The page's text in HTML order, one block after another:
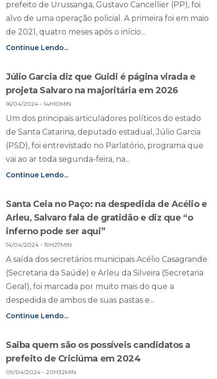
prefeito de Urussanga, Gustavo Cancellier (PP), foi
alvo de uma operação policial. A primeira foi em maio
de 2021, quatro meses após o início...
Continue Lendo...
Júlio Garcia diz que Guidi é página virada e
projeta Salvaro na majoritária em 2026
16/04/2024 - 14H10MIN
Um dos principais articuladores políticos do estado
de Santa Catarina, deputado estadual, Júlio Garcia
(PSD), foi entrevistado no Parlatório, programa que
vai ao ar toda segunda-feira, na...
Continue Lendo...
Santa Ceia no Paço: na despedida de Acélio e
Arleu, Salvaro fala de gratidão e diz que “o
inferno pode ser aqui”
14/04/2024 - 19H27MIN
A saída dos secretários municipais Acélio Casagrande
(Secretaria da Saúde) e Arleu da Silveira (Secretaria
Geral), foi marcada por muito mais do que a
despedida de ambos de suas pastas e...
Continue Lendo...
Saiba quem são os possíveis candidatos a
prefeito de Criciúma em 2024
09/04/2024 - 20H32MIN